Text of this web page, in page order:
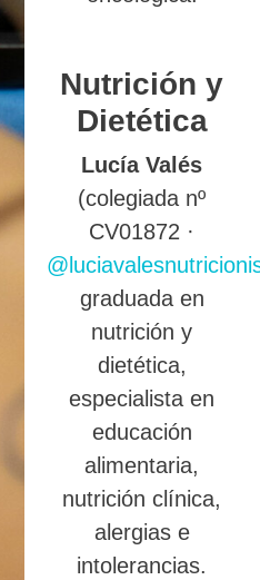
Nutrición y
Dietética
Lucía Valés
(colegiada nº
CV01872 ·
graduada en
nutrición y
dietética,
especialista en
educación
alimentaria,
nutrición clínica,
alergias e
intolerancias.